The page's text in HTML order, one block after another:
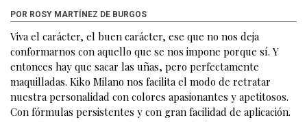
POR ROSY MARTÍNEZ DE BURGOS
Viva el carácter, el buen carácter, ese que no nos deja
conformarnos con aquello que se nos impone porque sí. Y
entonces hay que sacar las uñas, pero perfectamente
maquilladas. Kiko Milano nos facilita el modo de retratar
nuestra personalidad con colores apasionantes y apetitosos.
Con fórmulas persistentes y con gran facilidad de aplicación.